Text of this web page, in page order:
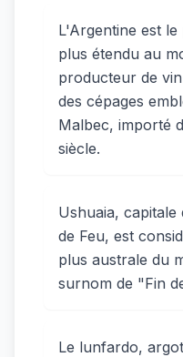
L'Argentine est
plus étendu au
producteur de
des cépages
Malbec, importé
siècle.
Ushuaia,
de Feu, est
plus australe du
surnom de "Fin
Le lunfardo,